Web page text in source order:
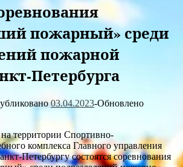
пожарный» среди
пожарной
Петербурга
03.04.2023-Обновлено
территории Спортивно-
комплекса Главного управления
Петербургу состоятся соревнования